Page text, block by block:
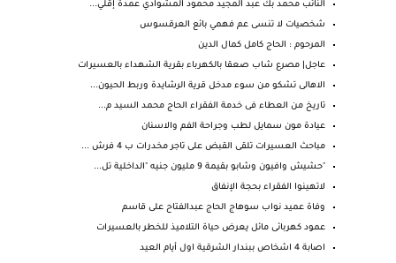
النائب محمد بك عبد المجيد محمود المشوادي عمدة إقلي...
شخصيات لا تنسى عم فهمي بائع العرقسوس
المرحوم : الحاج كامل كمال الدين
عاجل| مصرع شاب صعقا بالكهرباء بقرية الشهداء بالعسيرات
الاهالى تشكو من سوء مدخل قرية الرشايدة وربط الحيون...
تاريخ من العطاء فى خدمة الفقراء الحاج محمد السيد م...
عيادة مون سمايل لطب وجراحة الفم والاسنان
مباحث العسيرات تلقى القبض على تاجر مخدرات ب 4 فرش ...
"حشيش وافيون وشابو بقيمة 9 مليون جنيه "الداخلية تل...
لاتهينوا الفقراء بحجة الإنفاق
وفاة عميد نواب سوهاج الحاج عبدالفتاح على قاسم
عمود كهربائى مائل يعرض حياة التلاميذ للخطر بالعسيرات
اصابة 4 اشخاص ببندار الشرقية اول أيام العيد